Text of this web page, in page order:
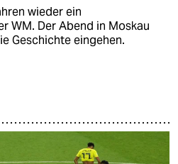
wieder ein
WM. Der Abend in Moskau
Geschichte eingehen.